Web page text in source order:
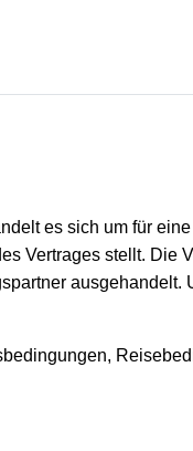
es sich um für
Vertrages stellt. Die